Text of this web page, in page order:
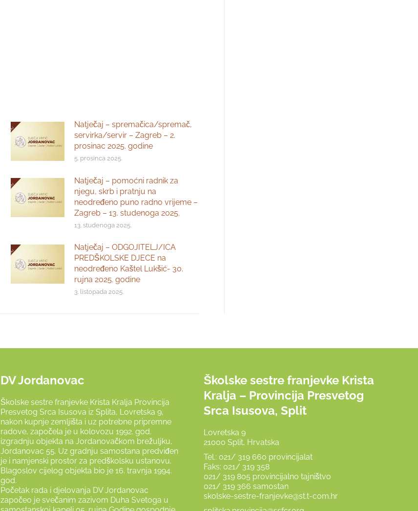
Natječaj – spremačica/spremač,
servirka/servir – Zagreb – 2.
prosinac 2025. godine
5. prosinca 2025.
Natječaj – pomoćni radnik za
njegu, skrb i pratnju na
neodređeno puno radno vrijeme –
Zagreb – 13. studenoga 2025.
13. studenoga 2025.
Natječaj – ODGOJITELJ/ICA
PREDŠKOLSKE DJECE na
neodređeno Kaštel Lukšić- 30.
rujna 2025. godine
3. listopada 2025.
DV Jordanovac
Školske sestre franjevke Krista Kralja Provincija
Presvetog Srca Isusova iz Splita, Lovretska 9,
nakon kupnje zemljišta i uz potrebne pripremne
radove, započela je u kolovozu 1992. god.
izgradnju objekta na Jordanovačkom brežuljku,
Jordanovac 55. Uz gradnju samostana predviđen
je i namjenski prostor za predškolsku ustanovu.
Blagoslov cijelog objekta bio je 16. travnja 1994.
god.
Početak rada i djelovanja DV Jordanovac
započeo je svečanim zazivom Duha Svetoga u
Školske sestre franjevke Krista
Kralja – Provincija Presvetog
Srca Isusova, Split
Lovretska 9
21000 Split, Hrvatska
Tel.: 021/ 319 660 provincijalat
Faks: 021/ 319 358
021/ 319 805 provincijalno tajništvo
021/ 319 366 samostan
skolske-sestre-franjevke@st.t-com.hr